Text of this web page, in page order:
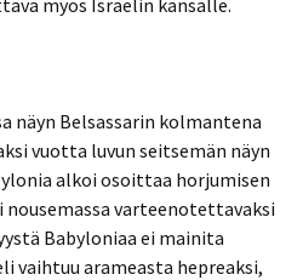
myös Israelin kansalle.
näyn Belsassarin kolmantena
vuotta luvun seitsemän näyn
alkoi osoittaa horjumisen
nousemassa varteenotettavaksi
Babyloniaa ei mainita
vaihtuu arameasta hepreaksi,